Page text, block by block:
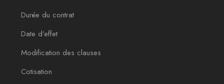
Durée du contrat
Date d’effet
Modification des clauses
Cotisation